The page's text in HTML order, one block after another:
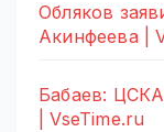
Обляков
Акинфеева |
Бабаев:
| VseTime.ru